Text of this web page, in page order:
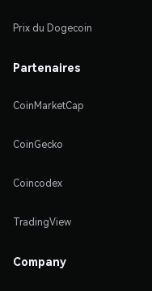
Prix du Dogecoin
Partenaires
CoinMarketCap
CoinGecko
Coincodex
TradingView
Company